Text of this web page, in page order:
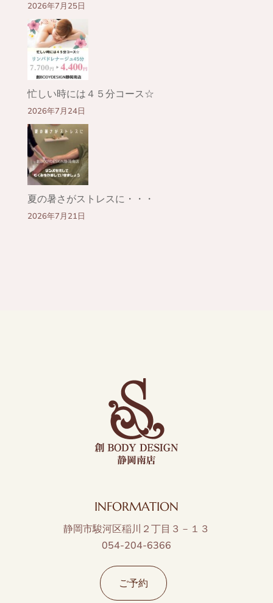
2026年7月25日
忙しい時には４５分コース☆
2026年7月24日
夏の暑さがストレスに・・・
2026年7月21日
INFORMATION
静岡市駿河区稲川２丁目３－１３
054-204-6366
ご予約